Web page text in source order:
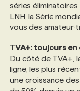
séries
LNH, la Série
vous des
TVA+: toujours en
Du côté de TVA+,
ligne, les plus
une croissance